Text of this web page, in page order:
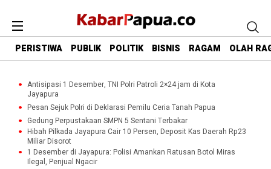
PERISTIWA PUBLIK POLITIK BISNIS RAGAM OLAH
Antisipasi 1 Desember, TNI Polri Patroli 2×24 jam di Kota
Jayapura
Pesan Sejuk Polri di Deklarasi Pemilu Ceria Tanah Papua
Gedung Perpustakaan SMPN 5 Sentani Terbakar
Hibah Pilkada Jayapura Cair 10 Persen, Deposit Kas Daerah Rp23
Miliar Disorot
1 Desember di Jayapura: Polisi Amankan Ratusan Botol Miras
Ilegal, Penjual Ngacir